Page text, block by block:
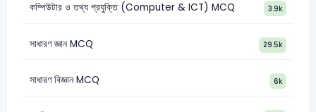
কম্পিউটার ও তথ্য প্রযুক্তি (Computer & ICT) MCQ 3.9k
সাধারণ জ্ঞান MCQ 29.5k
সাধারণ বিজ্ঞান MCQ 6k